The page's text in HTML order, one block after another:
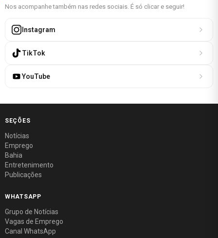
Nos acompanhe também nas redes sociais. É só clicar e seguir!
Instagram
TikTok
YouTube
SEÇÕES
Notícias
Emprego
Bahia
Entretenimento
Publicações
WHATSAPP
Grupo de Notícias
Vagas de Emprego
Canal WhatsApp